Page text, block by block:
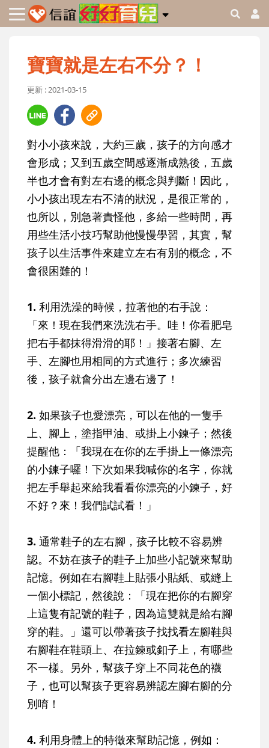
寶寶就是左右不分？！
更新 : 2021-03-15
對小小孩來說，大約三歲，孩子的方向感才
會形成；又到五歲空間感逐漸成熟後，五歲
半也才會有對左右邊的概念與判斷！因此，
小小孩出現左右不清的狀況，是很正常的，
也所以，別急著責怪他，多給一些時間，再
用些生活小技巧幫助他慢慢學習，其實，幫
孩子以生活事件來建立左右有別的概念，不
會很困難的！
1. 利用洗澡的時候，拉著他的右手說：
「來！現在我們來洗洗右手。哇！你看肥皂
把右手都抹得滑滑的耶！」接著右腳、左
手、左腳也用相同的方式進行；多次練習
後，孩子就會分出左邊右邊了！
2. 如果孩子也愛漂亮，可以在他的一隻手
上、腳上，塗指甲油、或掛上小鍊子；然後
提醒他：「我現在在你的左手掛上一條漂亮
的小鍊子囉！下次如果我喊你的名字，你就
把左手舉起來給我看看你漂亮的小鍊子，好
不好？來！我們試試看！」
3. 通常鞋子的左右腳，孩子比較不容易辨
認。不妨在孩子的鞋子上加些小記號來幫助
記憶。例如在右腳鞋上貼張小貼紙、或縫上
一個小標記，然後說：「現在把你的右腳穿
上這隻有記號的鞋子，因為這雙就是給右腳
穿的鞋。」還可以帶著孩子找找看左腳鞋與
右腳鞋在鞋頭上、在拉鍊或釦子上，有哪些
不一樣。另外，幫孩子穿上不同花色的襪
子，也可以幫孩子更容易辨認左腳右腳的分
別唷！
4. 利用身體上的特徵來幫助記憶，例如：